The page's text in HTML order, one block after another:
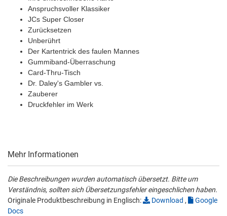
Anspruchsvoller Klassiker
JCs Super Closer
Zurücksetzen
Unberührt
Der Kartentrick des faulen Mannes
Gummiband-Überraschung
Card-Thru-Tisch
Dr. Daley's Gambler vs.
Zauberer
Druckfehler im Werk
Mehr Informationen
Die Beschreibungen wurden automatisch übersetzt. Bitte um
Verständnis, sollten sich Übersetzungsfehler eingeschlichen haben.
Originale Produktbeschreibung in Englisch:
Download ,
Google
Docs